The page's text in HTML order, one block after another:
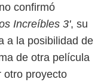
confirmó
Increíbles 3', su
a la posibilidad de
de otra película
proyecto